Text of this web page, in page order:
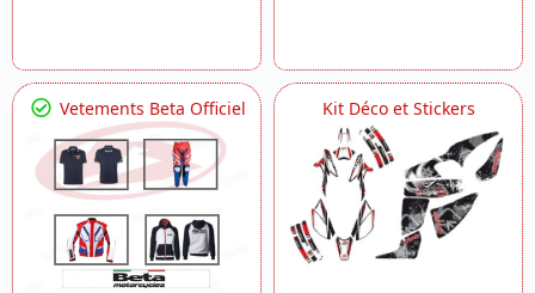
Vetements Beta Officiel Kit Déco et Stickers